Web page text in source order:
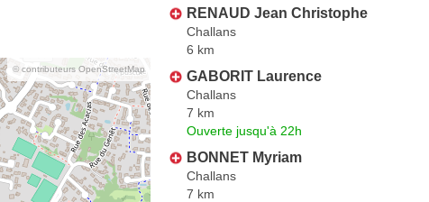
© contributeurs OpenStreetMap
RENAUD Jean Christophe
Challans
6 km
GABORIT Laurence
Challans
7 km
Ouverte jusqu'à 22h
BONNET Myriam
Challans
7 km